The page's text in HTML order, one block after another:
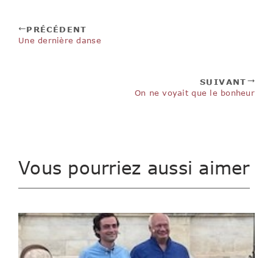
PRÉCÉDENT
Une dernière danse
SUIVANT
On ne voyait que le bonheur
Vous pourriez aussi aimer